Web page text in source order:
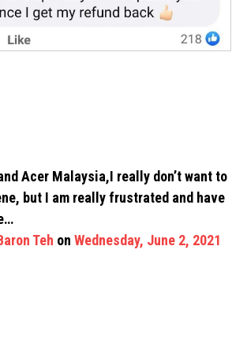
Acer Malaysia,I really don’t want to
but I am really frustrated and have
Teh on Wednesday, June 2, 2021